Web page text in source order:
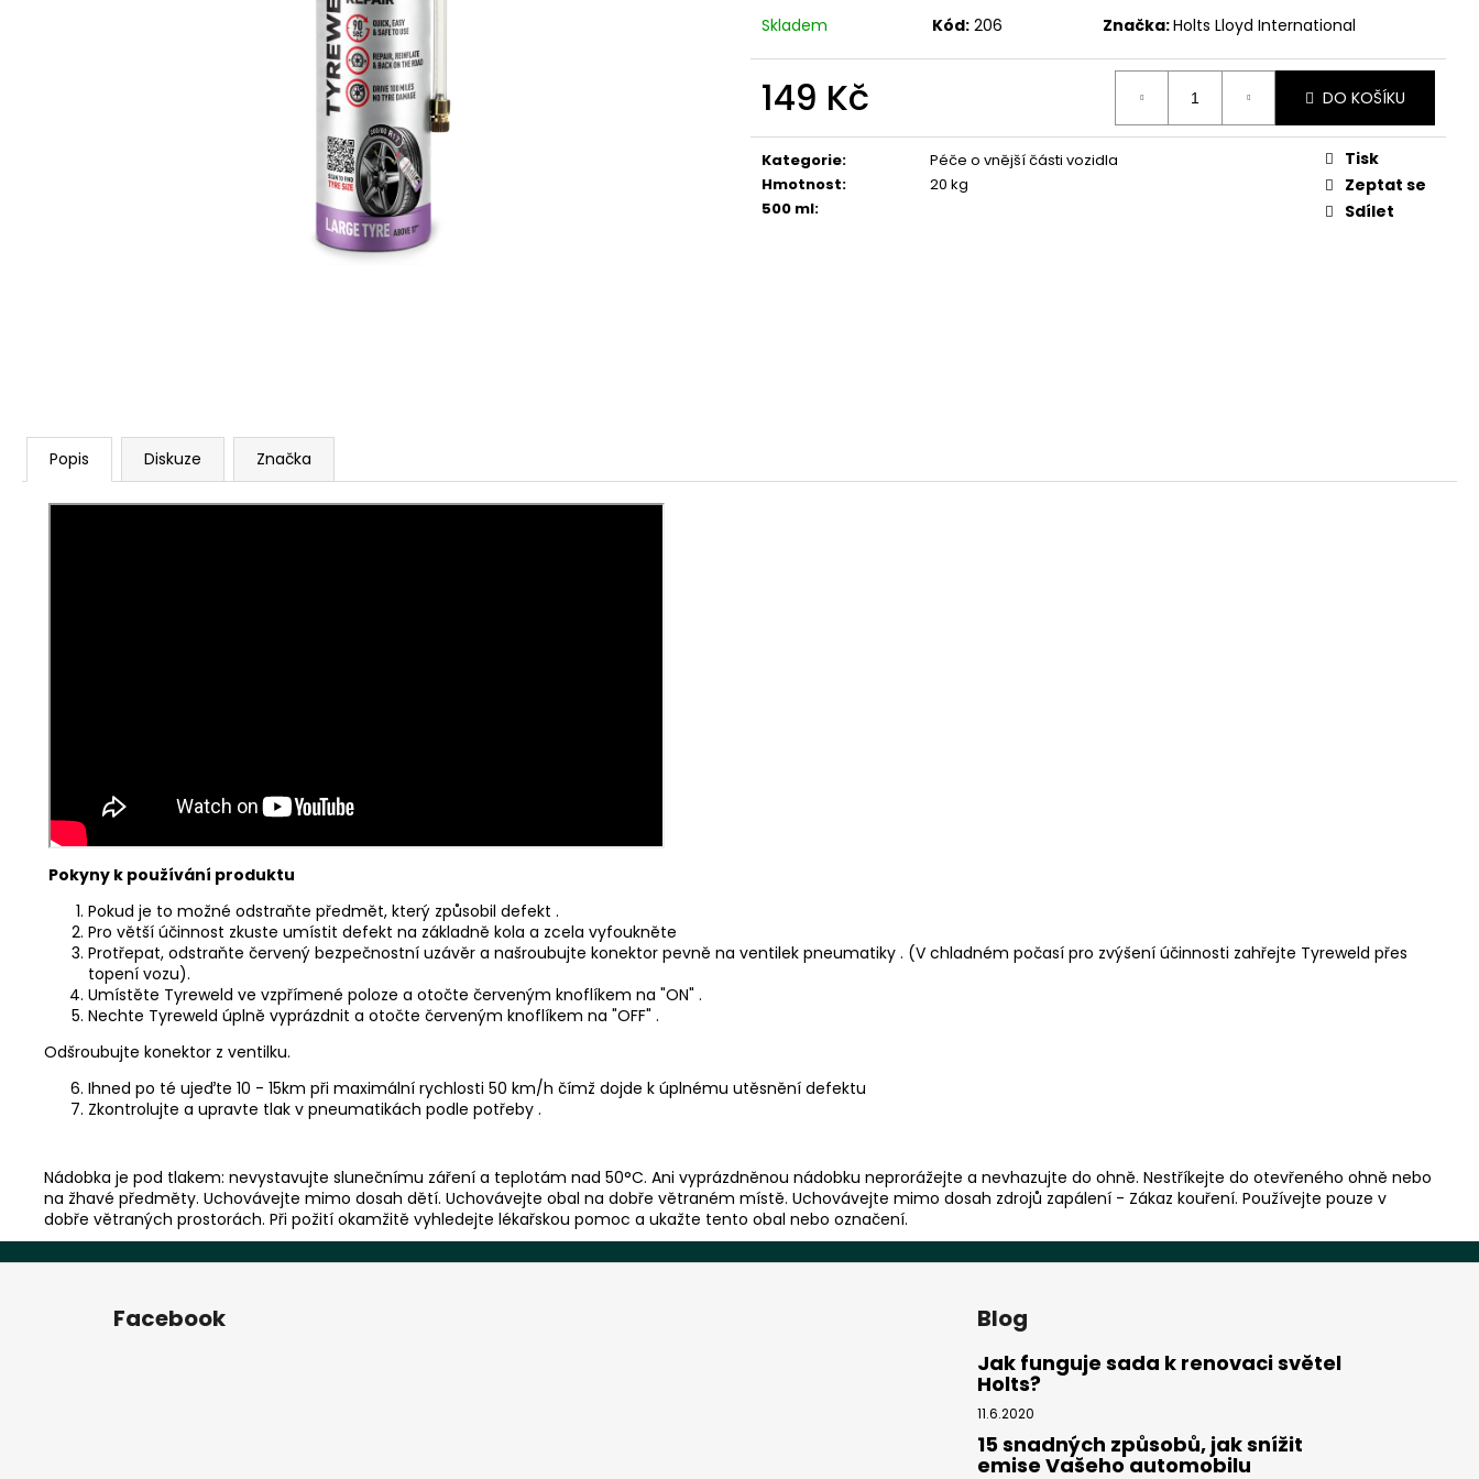
Skladem Kód: 206 Značka:Holts Lloyd International
149 Kč DO KOŠÍKU
Kategorie:
Péče o vnější části vozidla
Hmotnost:
20 kg
500 ml:
Tisk
Zeptat se
Sdílet
Popis Diskuze Značka
Pokyny k používání produktu
Pokud je to možné odstraňte předmět, který způsobil defekt .
Pro větší účinnost zkuste umístit defekt na základně kola a zcela vyfoukněte
Protřepat, odstraňte červený bezpečnostní uzávěr a našroubujte konektor pevně na ventilek pneumatiky . (V chladném počasí pro zvýšení účinnosti zahřejte Tyreweld přes
topení vozu).
Umístěte Tyreweld ve vzpřímené poloze a otočte červeným knoflíkem na "ON" .
Nechte Tyreweld úplně vyprázdnit a otočte červeným knoflíkem na "OFF" .
Odšroubujte konektor z ventilku.
Ihned po té ujeďte 10 - 15km při maximální rychlosti 50 km/h čímž dojde k úplnému utěsnění defektu
Zkontrolujte a upravte tlak v pneumatikách podle potřeby .
Nádobka je pod tlakem: nevystavujte slunečnímu záření a teplotám nad 50°C. Ani vyprázdněnou nádobku neprorážejte a nevhazujte do ohně. Nestříkejte do otevřeného ohně nebo
na žhavé předměty. Uchovávejte mimo dosah dětí. Uchovávejte obal na dobře větraném místě. Uchovávejte mimo dosah zdrojů zapálení - Zákaz kouření. Používejte pouze v
dobře větraných prostorách. Při požití okamžitě vyhledejte lékařskou pomoc a ukažte tento obal nebo označení.
SADA K RENOVACI SVĚTEL
Z
Facebook Blog
Jak funguje sada k renovaci světel
Holts?
11.6.2020
15 snadných způsobů, jak snížit
emise Vašeho automobilu